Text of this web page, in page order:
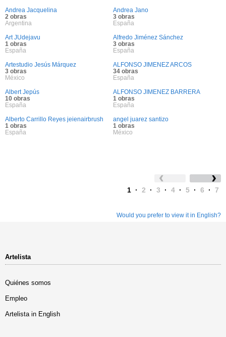
Andrea Jacquelina
2 obras
Argentina
Andrea Jano
3 obras
España
Art JUdejavu
1 obras
España
Alfredo Jiménez Sánchez
3 obras
España
Artestudio Jesús Márquez
3 obras
México
ALFONSO JIMENEZ ARCOS
34 obras
España
Albert Jepús
10 obras
España
ALFONSO JIMENEZ BARRERA
1 obras
España
Alberto Carrillo Reyes jeienairbrush
1 obras
España
angel juarez santizo
1 obras
México
1 · 2 · 3 · 4 · 5 · 6 · 7
Would you prefer to view it in English?
Artelista
Quiénes somos
Empleo
Artelista in English